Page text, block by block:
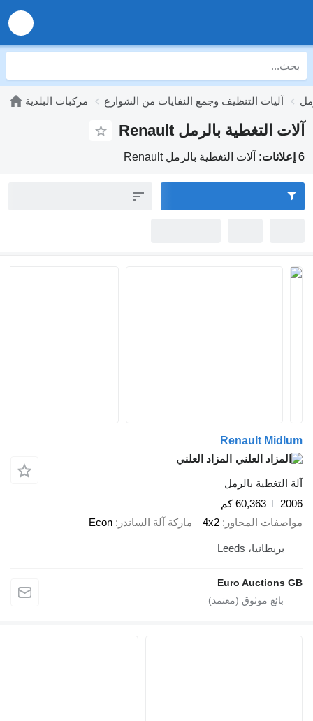
مركبات البلدية آليات التنظيف وجمع النفايات من الشوارع
آلات التغطية بالرمل Renault
6 إعلانات: آلات التغطية بالرمل Renault
Renault Midlum
المزاد العلني
آلة التغطية بالرمل
2006
60,363 كم
مواصفات المحاور
4x2 ماركة آلة الساندر Econ
بريطانيا، Leeds
Euro Auctions GB